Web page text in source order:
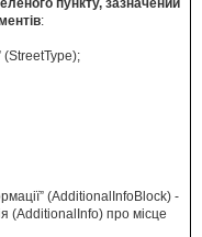
пункту, зазначений
:
(StreetType);
(AdditionalInfoBlock) -
(AdditionalInfo) про місце